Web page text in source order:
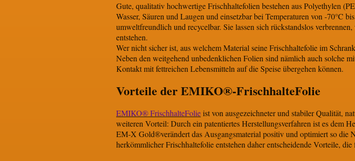
Gute, qualitativ hochwertige Frischhaltefolien bestehen aus Polyethylen
Wasser, Säuren und Laugen und einsetzbar bei Temperaturen von -70°C
umweltfreundlich und recycelbar. Sie lassen sich rückstandslos
entstehen.
Wer nicht sicher ist, aus welchem Material seine Frischhaltefolie im
Neben den weitgehend unbedenklichen Folien sind nämlich auch solche
Kontakt mit fettreichen Lebensmitteln auf die Speise übergehen können.
Vorteile der EMIKO®-FrischhalteFolie
EMIKO® FrischhalteFolieist von ausgezeichneter und stabiler Qualität,
weiteren Vorteil: Durch ein patentiertes Herstellungsverfahren ist es dem
EM-X Gold®verändert das Ausgangsmaterial positiv und optimiert so die
herkömmlicher Frischhaltefolie entstehen daher entscheidende Vorteile,